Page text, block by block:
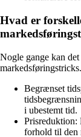
Hvad er
Nogle gange kan
Begrænset
i ubestemt tid.
Prisreduktion:
forhold til den